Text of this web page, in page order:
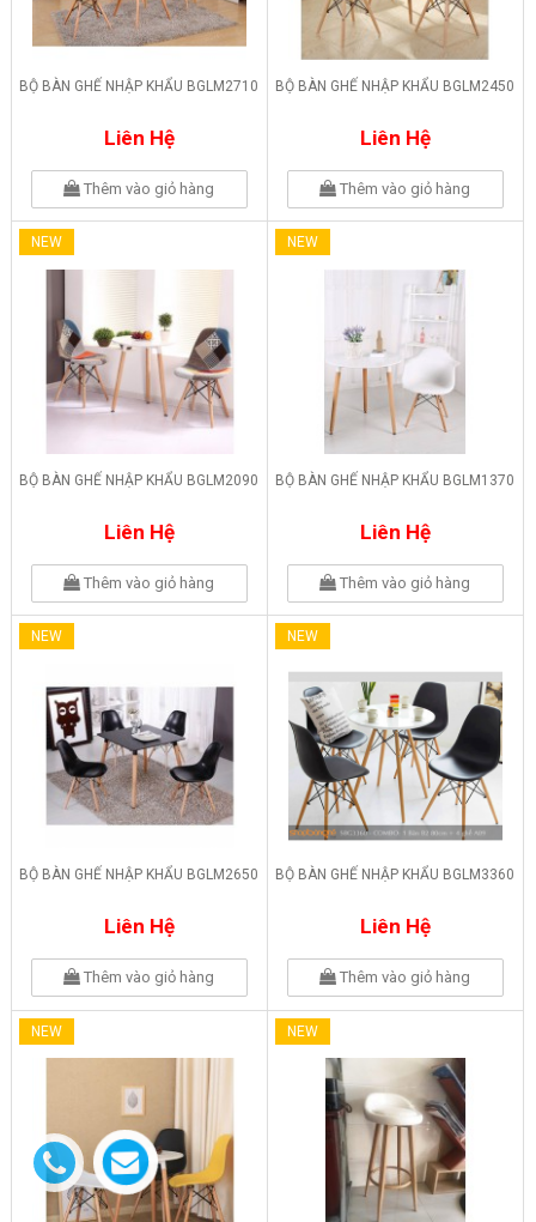
BỘ BÀN GHẾ NHẬP KHẨU BGLM2710
Liên Hệ
Thêm vào giỏ hàng
BỘ BÀN GHẾ NHẬP KHẨU BGLM2450
Liên Hệ
Thêm vào giỏ hàng
NEW
BỘ BÀN GHẾ NHẬP KHẨU BGLM2090
Liên Hệ
Thêm vào giỏ hàng
NEW
BỘ BÀN GHẾ NHẬP KHẨU BGLM1370
Liên Hệ
Thêm vào giỏ hàng
NEW
BỘ BÀN GHẾ NHẬP KHẨU BGLM2650
Liên Hệ
Thêm vào giỏ hàng
NEW
BỘ BÀN GHẾ NHẬP KHẨU BGLM3360
Liên Hệ
Thêm vào giỏ hàng
NEW NEW